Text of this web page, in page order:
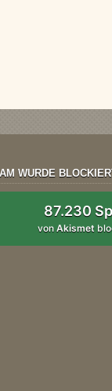
WURDE
87.230
vonAkismet